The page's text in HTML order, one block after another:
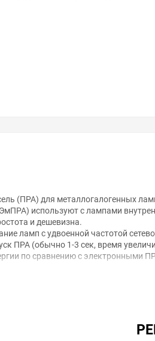
(ПРА) для металлогалогенных
используют с лампами
и дешевизна.
ламп с удвоенной частотой
ПРА (обычно 1-3 сек, время
по сравнению с электронными
ПРА являются активными
ПРА спроектированы для
с помощью винтов М4.